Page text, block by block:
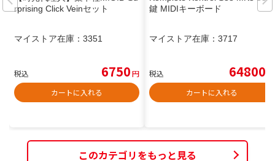
rprising Click Veinセット
マイストア在庫： 3351
税込 6750円
カートに入れる
鍵 MIDIキーボード
マイストア在庫： 3717
税込 64800
カートに入れる
このカテゴリをもっと見る